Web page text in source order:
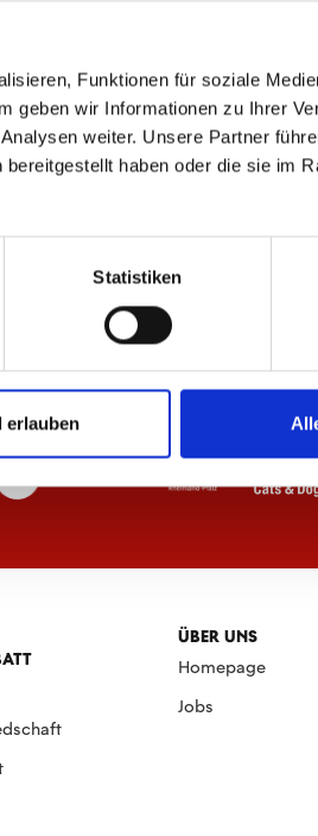
Funktionen für soziale
geben wir Informationen zu Ihrer
weiter. Unsere Partner
haben oder die sie im
Statistiken
erlauben
ÜBER UNS
Homepage
Jobs